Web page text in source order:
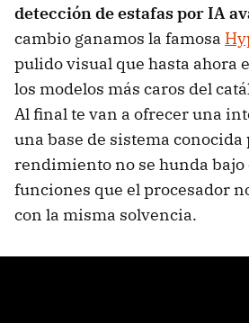
detección de estafas por IA
cambio ganamos la famosa
pulido visual que hasta ahora
los modelos más caros del
Al final te van a ofrecer una
una base de sistema conocida
rendimiento no se hunda bajo
funciones que el procesador
con la misma solvencia.